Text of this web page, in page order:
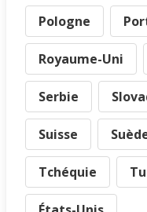
Pologne
Royaume-Uni
Serbie
Suisse
Tchéquie